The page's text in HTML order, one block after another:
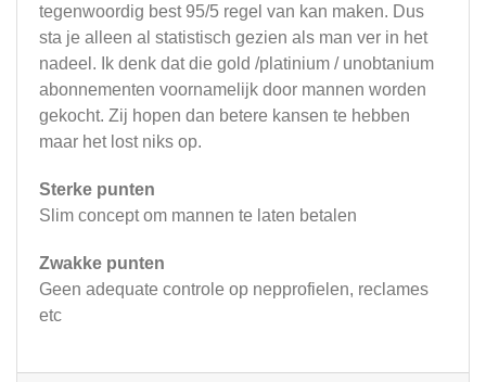
tegenwoordig best 95/5 regel van kan maken. Dus
sta je alleen al statistisch gezien als man ver in het
nadeel. Ik denk dat die gold /platinium / unobtanium
abonnementen voornamelijk door mannen worden
gekocht. Zij hopen dan betere kansen te hebben
maar het lost niks op.
Sterke punten
Slim concept om mannen te laten betalen
Zwakke punten
Geen adequate controle op nepprofielen, reclames
etc